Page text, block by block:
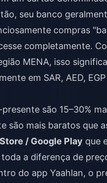
seu banco
compras
completamente.
MENA, isso significa
em SAR, AED,
são 15–30%
são mais baratos que
/ Google Play que
a diferença de
do app Yaahlan, o